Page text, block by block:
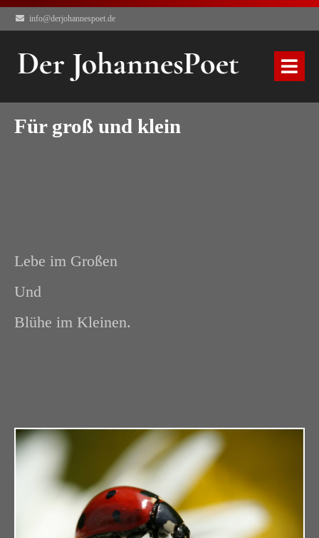
info@derjohannespoet.de
Für groß und klein
Lebe im Großen
Und
Blühe im Kleinen.